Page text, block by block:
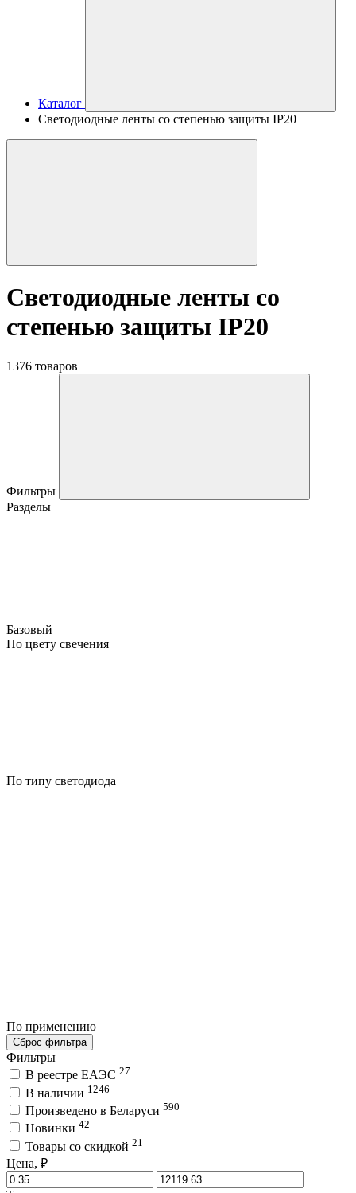
Каталог
Светодиодные ленты со степенью защиты IP20
Светодиодные ленты со
степенью защиты IP20
1376 товаров
Фильтры
Разделы
Базовый
По цвету свечения
По типу светодиода
По применению
Сброс фильтра
Фильтры
В реестре ЕАЭС 27
В наличии 1246
Произведено в Беларуси 590
Новинки 42
Товары со скидкой 21
Цена, ₽